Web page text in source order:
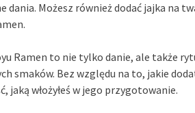
dania. Możesz również dodać jajka na
Ramen to nie tylko danie, ale także
smaków. Bez względu na to, jakie
jaką włożyłeś w jego przygotowanie.